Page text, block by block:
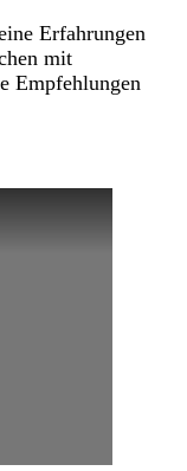
Erfahrungen
mit
Empfehlungen